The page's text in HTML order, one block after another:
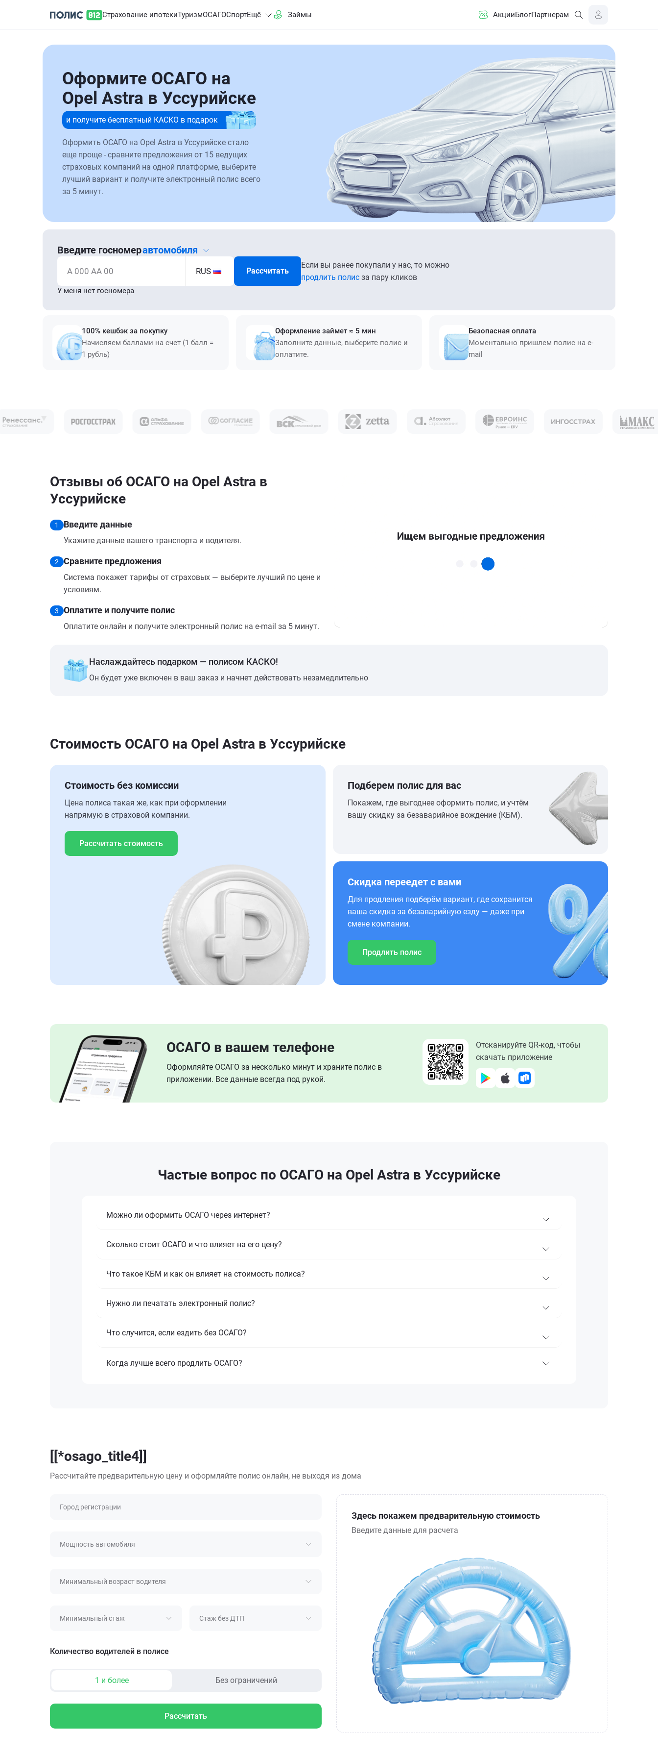
Страхование ипотекиТуризмОСАГОСпортЕщё Займы АкцииБлогПартнерам
Оформите ОСАГО на
Opel Astra в Уссурийске
и получите бесплатный КАСКО в подарок
Оформить ОСАГО на Opel Astra в Уссурийске стало
еще проще - сравните предложения от 15 ведущих
страховых компаний на одной платформе, выберите
лучший вариант и получите электронный полис всего
за 5 минут.
Введите госномеравтомобиля
А 000 АА 00 RUS Рассчитать
Если вы ранее покупали у нас, то можно
продлить полис за пару кликов
У меня нет госномера
100% кешбэк за покупку
Начисляем баллами на счет (1 балл =
1 рубль)
Оформление займет ≈ 5 мин
Заполните данные, выберите полис и
оплатите.
Безопасная оплата
Моментально пришлем полис на e-
mail
Отзывы об ОСАГО на Opel Astra в
Уссурийске
1 Введите данные
Укажите данные вашего транспорта и водителя.
2 Сравните предложения
Система покажет тарифы от страховых — выберите лучший по цене и
условиям.
3 Оплатите и получите полис
Оплатите онлайн и получите электронный полис на e-mail за 5 минут.
Наслаждайтесь подарком — полисом КАСКО!
Он будет уже включен в ваш заказ и начнет действовать незамедлительно
Стоимость ОСАГО на Opel Astra в Уссурийске
Стоимость без комиссии
Цена полиса такая же, как при оформлении
напрямую в страховой компании.
Рассчитать стоимость
Подберем полис для вас
Покажем, где выгоднее оформить полис, и учтём
вашу скидку за безаварийное вождение (КБМ).
Скидка переедет с вами
Для продления подберём вариант, где сохранится
ваша скидка за безаварийную езду — даже при
смене компании.
Продлить полис
ОСАГО в вашем телефоне
Оформляйте ОСАГО за несколько минут и храните полис в
приложении. Все данные всегда под рукой.
Отсканируйте QR-код, чтобы
скачать приложение
Частые вопрос по ОСАГО на Opel Astra в Уссурийске
Можно ли оформить ОСАГО через интернет?
Сколько стоит ОСАГО и что влияет на его цену?
Что такое КБМ и как он влияет на стоимость полиса?
Нужно ли печатать электронный полис?
Что случится, если ездить без ОСАГО?
Когда лучше всего продлить ОСАГО?
[[*osago_title4]]
Рассчитайте предварительную цену и оформляйте полис онлайн, не выходя из дома
Город регистрации
Мощность автомобиля
Минимальный возраст водителя
Минимальный стаж Стаж без ДТП
Количество водителей в полисе
1 и более Без ограничений
Рассчитать
Здесь покажем предварительную стоимость
Введите данные для расчета